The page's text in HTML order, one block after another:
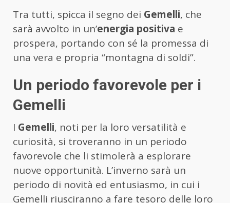
Tra tutti, spicca il segno dei Gemelli, che
sarà avvolto in un’energia positiva e
prospera, portando con sé la promessa di
una vera e propria “montagna di soldi”.
Un periodo favorevole per i
Gemelli
I Gemelli, noti per la loro versatilità e
curiosità, si troveranno in un periodo
favorevole che li stimolerà a esplorare
nuove opportunità. L’inverno sarà un
periodo di novità ed entusiasmo, in cui i
Gemelli riusciranno a fare tesoro delle loro